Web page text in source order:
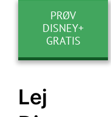
PRØV
DISNEY+
GRATIS
Lej